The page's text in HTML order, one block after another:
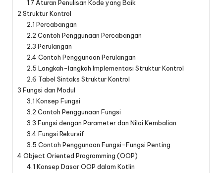
1.7 Aturan Penulisan Kode yang Baik
2 Struktur Kontrol
2.1 Percabangan
2.2 Contoh Penggunaan Percabangan
2.3 Perulangan
2.4 Contoh Penggunaan Perulangan
2.5 Langkah-langkah Implementasi Struktur Kontrol
2.6 Tabel Sintaks Struktur Kontrol
3 Fungsi dan Modul
3.1 Konsep Fungsi
3.2 Contoh Penggunaan Fungsi
3.3 Fungsi dengan Parameter dan Nilai Kembalian
3.4 Fungsi Rekursif
3.5 Contoh Penggunaan Fungsi-Fungsi Penting
4 Object Oriented Programming (OOP)
4.1 Konsep Dasar OOP dalam Kotlin